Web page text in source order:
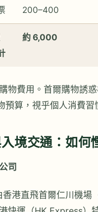
200–400
約 6,000
物費用。首爾購物誘
預算，視乎個人消費習
境交通：如何
司
港直飛首爾仁川機場